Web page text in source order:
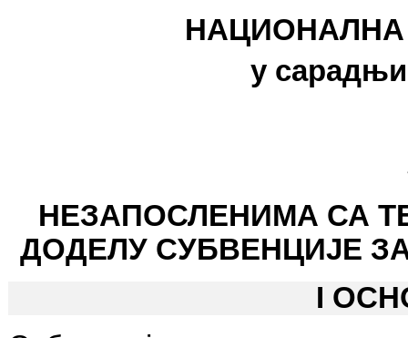
у
НЕЗАПОСЛЕНИМА СА
ДОДЕЛУ СУБВЕНЦИЈЕ
I